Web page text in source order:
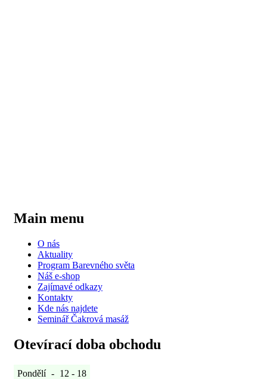
Main menu
O nás
Aktuality
Program Barevného světa
Náš e-shop
Zajímavé odkazy
Kontakty
Kde nás najdete
Seminář Čakrová masáž
Otevírací doba obchodu
Pondělí - 12 - 18